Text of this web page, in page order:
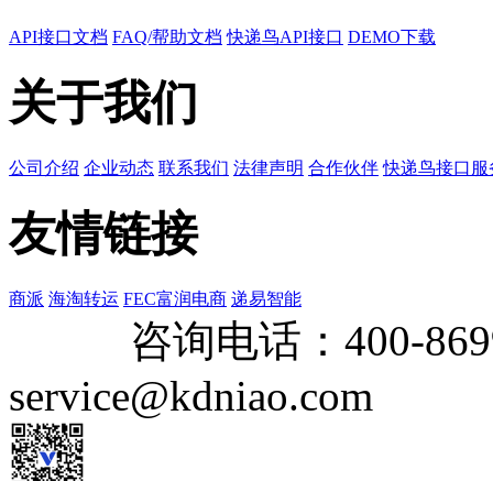
API接口文档 FAQ/帮助文档 快递鸟API接口 DEMO下载
关于我们
公司介绍 企业动态 联系我们 法律声明 合作伙伴 快递鸟接口服
友情链接
商派 海淘转运 FEC富润电商 递易智能
咨询电话： 400-
service@kdniao.com